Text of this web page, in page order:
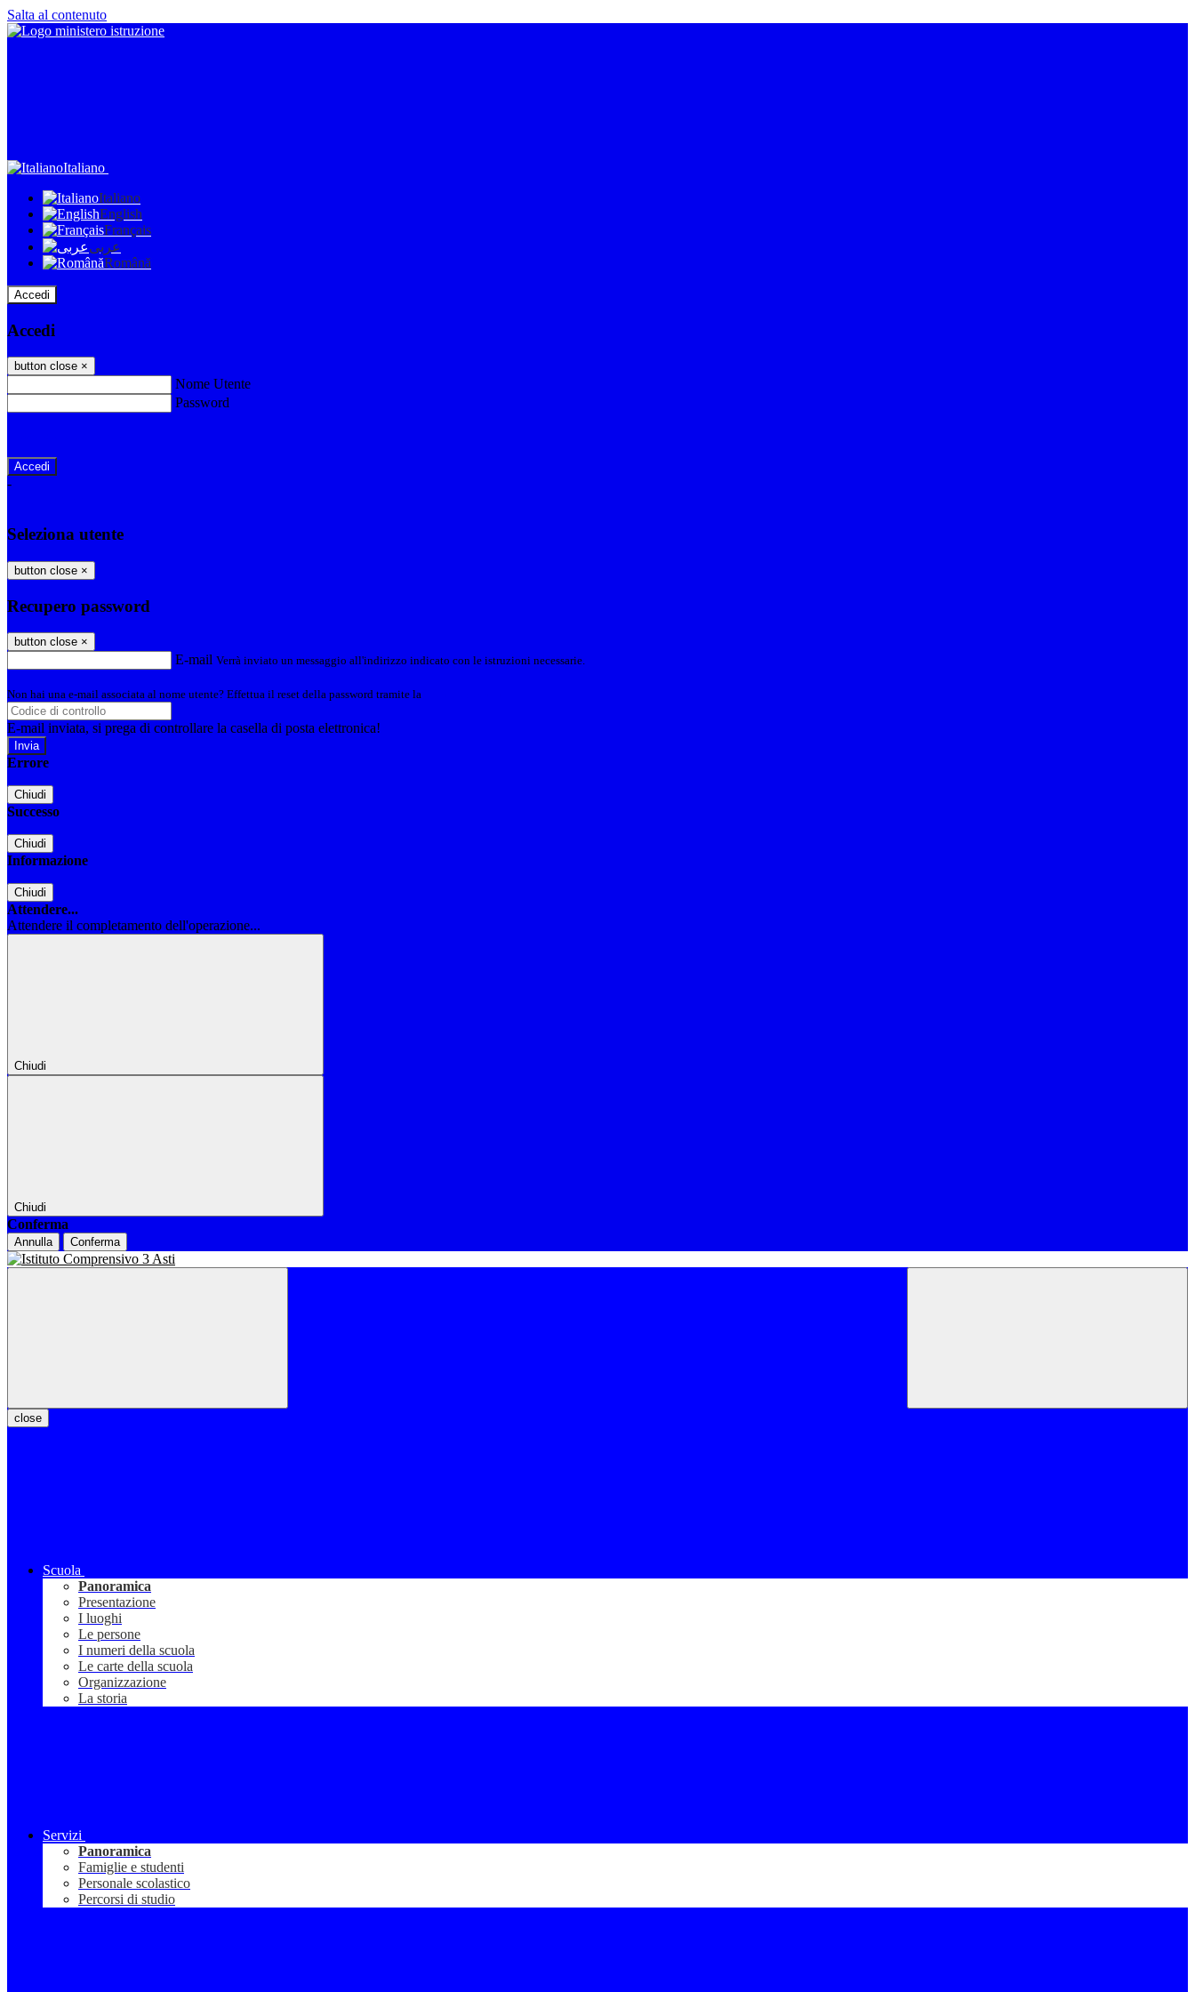
Salta al contenuto
Italiano
Italiano
English
Français
عربى
Română
Accedi
Accedi
button close ×
Nome Utente
Password
-
Seleziona utente
button close ×
Recupero password
button close ×
E-mail Verrà inviato un messaggio all'indirizzo indicato con le istruzioni necessarie.
Non hai una e-mail associata al nome utente? Effettua il reset della password tramite la
E-mail inviata, si prega di controllare la casella di posta elettronica!
Errore
Chiudi
Successo
Chiudi
Informazione
Chiudi
Attendere...
Attendere il completamento dell'operazione...
Chiudi
Chiudi
Conferma
Annulla Conferma
close
Scuola
Panoramica
Presentazione
I luoghi
Le persone
I numeri della scuola
Le carte della scuola
Organizzazione
La storia
Servizi
Panoramica
Famiglie e studenti
Personale scolastico
Percorsi di studio